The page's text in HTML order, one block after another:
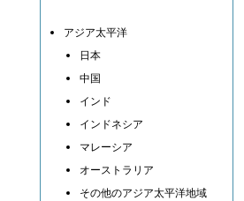
アジア太平洋
日本
中国
インド
インドネシア
マレーシア
オーストラリア
その他のアジア太平洋地域